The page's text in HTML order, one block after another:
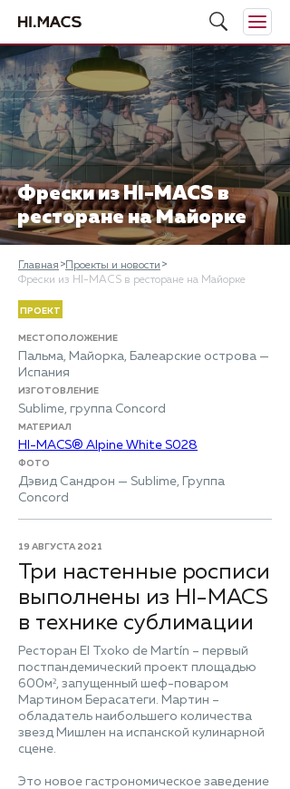
Фрески из HI-MACS в
ресторане на Майорке
Главная
Проекты и новости
Фрески из HI-MACS в ресторане на Майорке
ПРОЕКТ
МЕСТОПОЛОЖЕНИЕ
Пальма, Майорка, Балеарские острова —
Испания
ИЗГОТОВЛЕНИЕ
Sublime, группа Concord
МАТЕРИАЛ
HI-MACS® Alpine White S028
ФОТО
Дэвид Сандрон — Sublime, Группа
Concord
19 АВГУСТА 2021
Три настенные росписи
выполнены из HI-MACS
в технике сублимации
Ресторан El Txoko de Martín – первый
постпандемический проект площадью
600м², запущенный шеф-поваром
Мартином Берасатеги. Мартин –
обладатель наибольшего количества
звезд Мишлен на испанской кулинарной
сцене.
Это новое гастрономическое заведение